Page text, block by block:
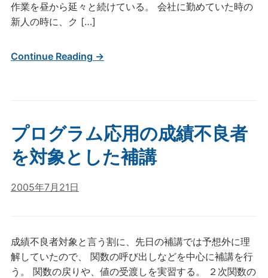
作業を昼から延々と続けている。 会社に勤めていた時の
新人の時に、ク […]
Continue Reading →
プログラム応用の成績不良者
を対象とした補講
2005年7月21日
成績不良者対象と言う割に、先日の補講では予想外に理
解していたので、 関数の呼び出しなどを中心に補講を行
う。 関数の戻りや、値の受渡しを実習する。 ２次関数の